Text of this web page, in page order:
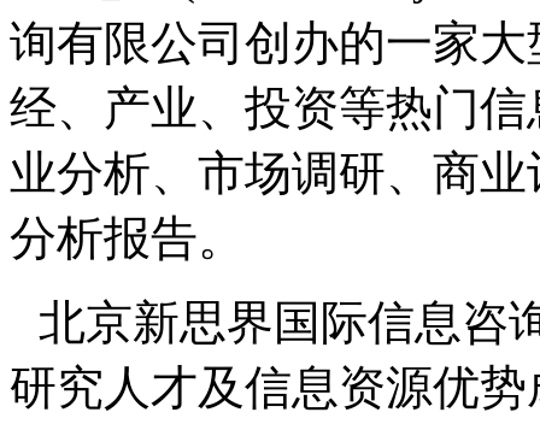
询有限公司创办的一家
经、产业、投资等热门
业分析、市场调研、商
分析报告。
北京新思界国际信息咨
研究人才及信息资源优